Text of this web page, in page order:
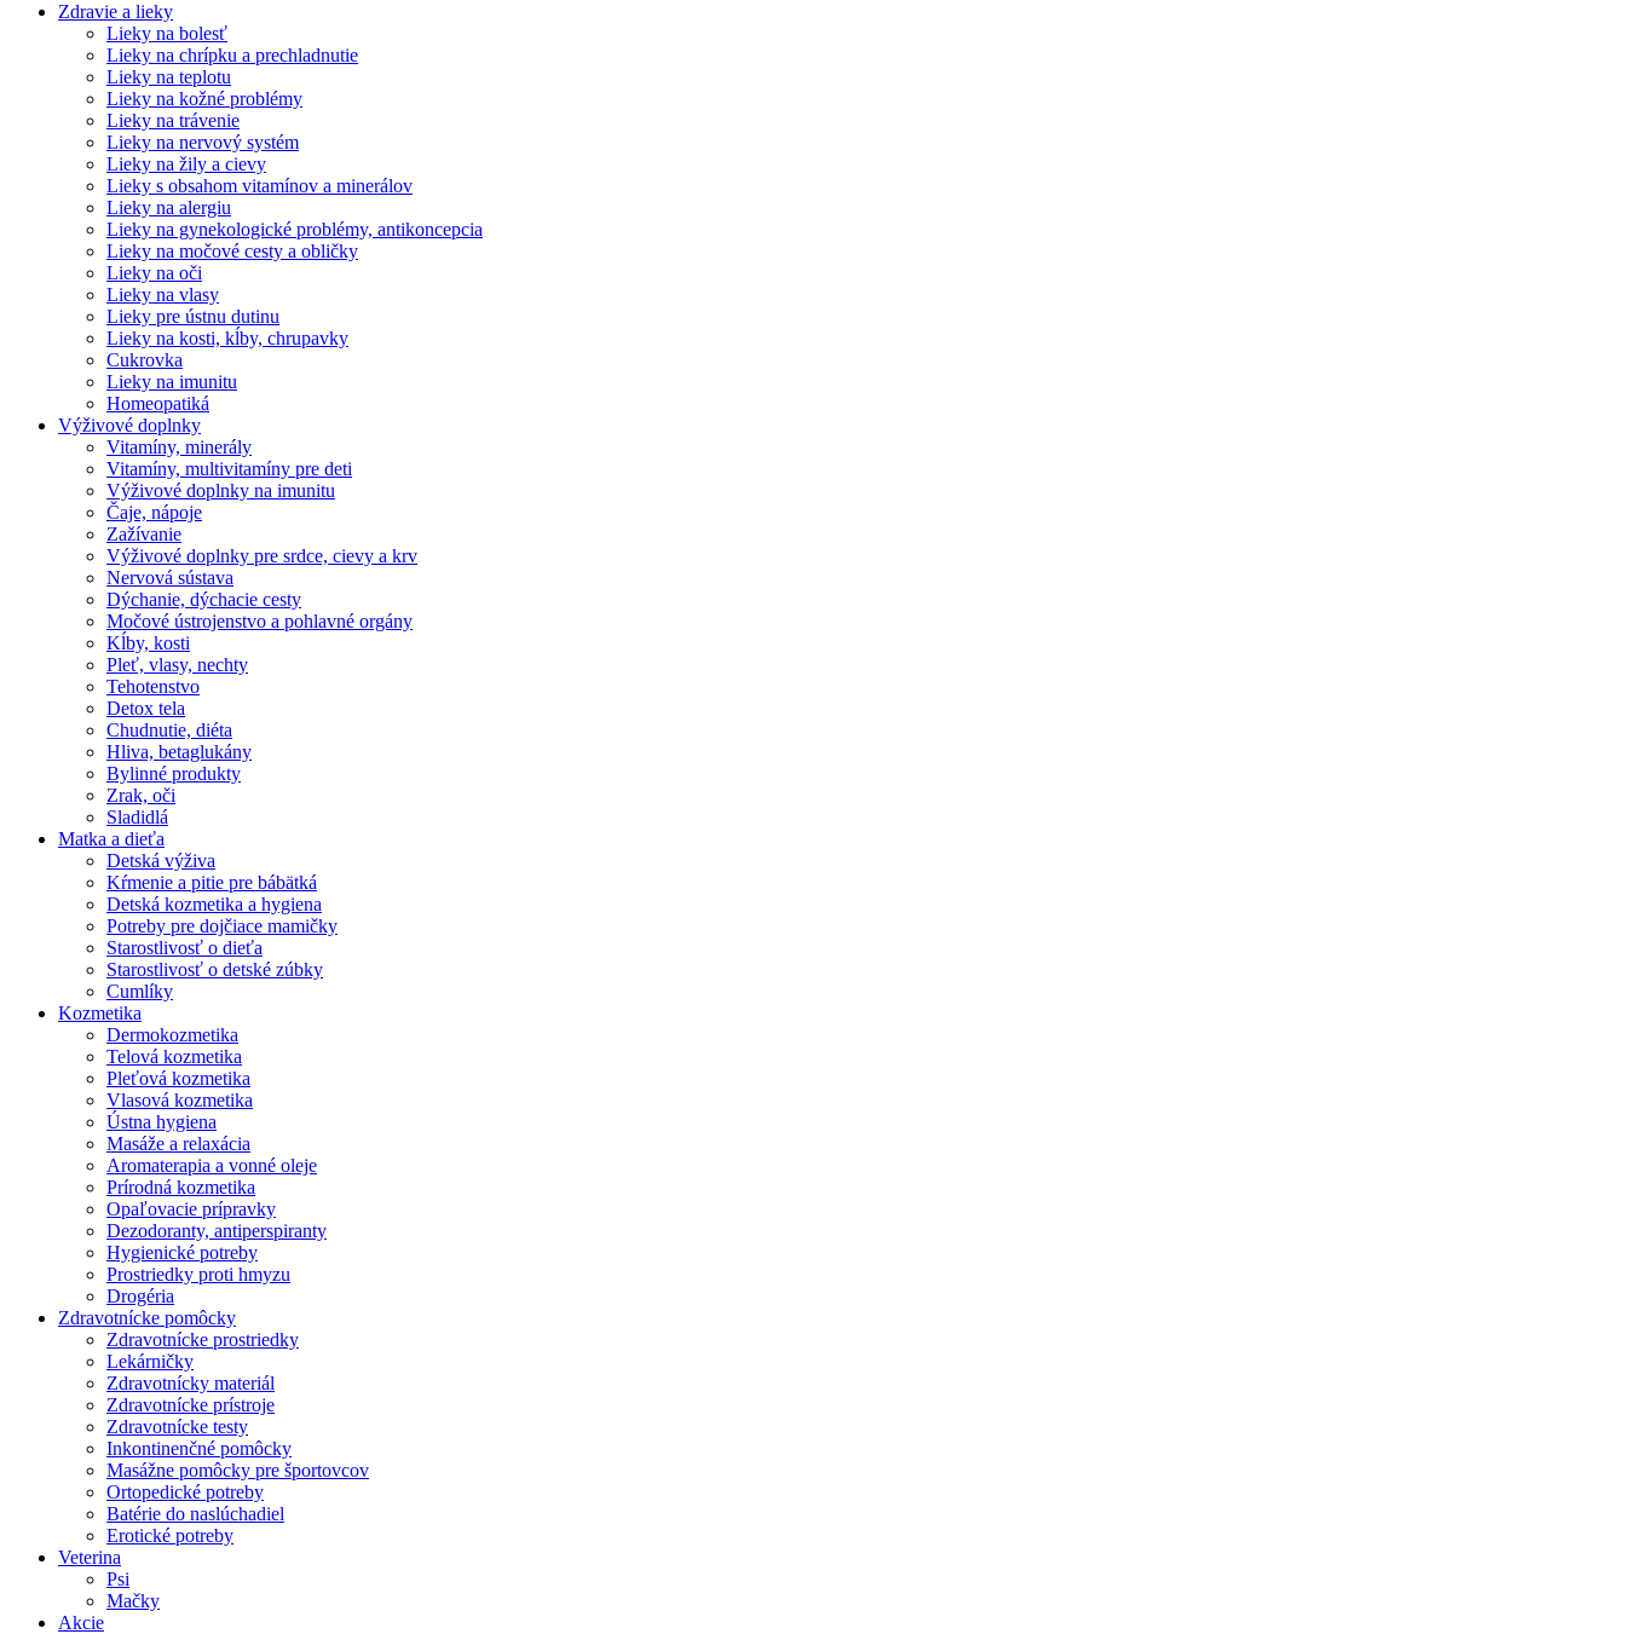
Zdravie a lieky
Lieky na bolesť
Lieky na chrípku a prechladnutie
Lieky na teplotu
Lieky na kožné problémy
Lieky na trávenie
Lieky na nervový systém
Lieky na žily a cievy
Lieky s obsahom vitamínov a minerálov
Lieky na alergiu
Lieky na gynekologické problémy, antikoncepcia
Lieky na močové cesty a obličky
Lieky na oči
Lieky na vlasy
Lieky pre ústnu dutinu
Lieky na kosti, kĺby, chrupavky
Cukrovka
Lieky na imunitu
Homeopatiká
Výživové doplnky
Vitamíny, minerály
Vitamíny, multivitamíny pre deti
Výživové doplnky na imunitu
Čaje, nápoje
Zažívanie
Výživové doplnky pre srdce, cievy a krv
Nervová sústava
Dýchanie, dýchacie cesty
Močové ústrojenstvo a pohlavné orgány
Kĺby, kosti
Pleť, vlasy, nechty
Tehotenstvo
Detox tela
Chudnutie, diéta
Hliva, betaglukány
Bylinné produkty
Zrak, oči
Sladidlá
Matka a dieťa
Detská výživa
Kŕmenie a pitie pre bábätká
Detská kozmetika a hygiena
Potreby pre dojčiace mamičky
Starostlivosť o dieťa
Starostlivosť o detské zúbky
Cumlíky
Kozmetika
Dermokozmetika
Telová kozmetika
Pleťová kozmetika
Vlasová kozmetika
Ústna hygiena
Masáže a relaxácia
Aromaterapia a vonné oleje
Prírodná kozmetika
Opaľovacie prípravky
Dezodoranty, antiperspiranty
Hygienické potreby
Prostriedky proti hmyzu
Drogéria
Zdravotnícke pomôcky
Zdravotnícke prostriedky
Lekárničky
Zdravotnícky materiál
Zdravotnícke prístroje
Zdravotnícke testy
Inkontinenčné pomôcky
Masážne pomôcky pre športovcov
Ortopedické potreby
Batérie do naslúchadiel
Erotické potreby
Veterina
Psi
Mačky
Akcie